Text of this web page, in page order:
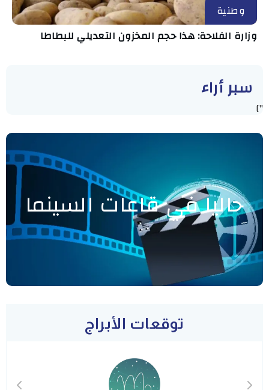
وطنية
وزارة الفلاحة: هذا حجم المخزون التعديلي للبطاطا
سبر أراء
"]
حاليا في قاعات السينما
توقعات الأبراج